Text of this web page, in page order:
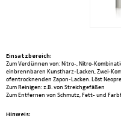
Einsatzbereich:
Zum Verdünnen von: Nitro-, Nitro-
einbrennbaren Kunstharz-Lacken, Zwei-
ofentrocknenden Zapon-Lacken. Löst
Zum Reinigen: z.B. von Streichgefäßen
Zum Entfernen von Schmutz, Fett- und
Hinweis: